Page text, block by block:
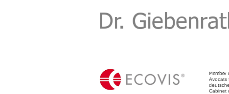
​Dr.
Member
Avocats
Cabinet